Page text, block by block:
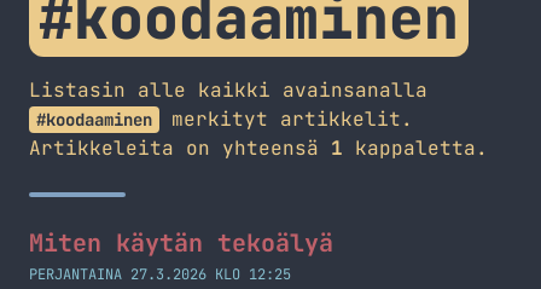
#koodaaminen
Listasin alle kaikki avainsanalla
#koodaaminen
merkityt artikkelit.
Artikkeleita on yhteensä 1 kappaletta.
Miten käytän tekoälyä
PERJANTAINA 27.3.2026 KLO 12:25